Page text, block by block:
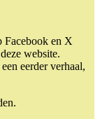
Facebook en X
website.
eerder verhaal,